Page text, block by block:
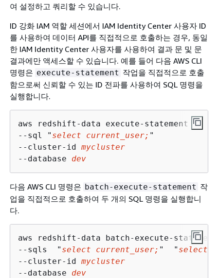
여 설정하고 쿼리할 수 있습니다.
ID 강화 IAM 역할 세션에서 IAM Identity Center 사용자 ID
를 사용하여 데이터 API를 직접적으로 호출하는 경우, 동일
한 IAM Identity Center 사용자를 사용하여 결과 문 및 문
결과에만 액세스할 수 있습니다. 예를 들어 다음 AWS CLI
명령은 execute-statement 작업을 직접적으로 호출
함으로써 신뢰할 수 있는 ID 전파를 사용하여 SQL 명령을
실행합니다.
aws redshift-data execute-statement
--sql " select current_user; "
--cluster-id mycluster
--database dev
다음 AWS CLI 명령은 batch-execute-statement 작
업을 직접적으로 호출하여 두 개의 SQL 명령을 실행합니
다.
aws redshift-data batch-execute-
--sqls  " select current_user; "  " select
--cluster-id mycluster
--database dev